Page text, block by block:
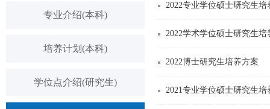
专业介绍(本科)
培养计划(本科)
学位点介绍(研究生)
2022专业学位硕士研究生培
2022学术学位硕士研究生培
2022博士研究生培养方案
2021专业学位硕士研究生培